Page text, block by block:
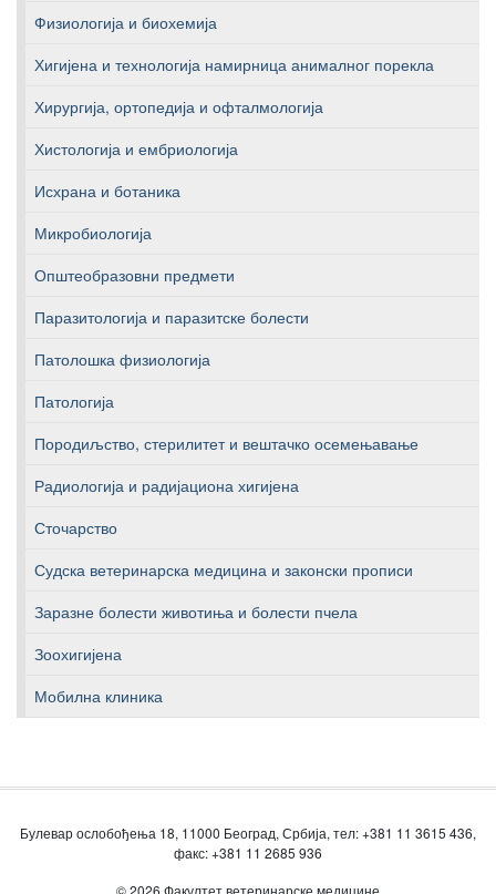
Физиологија и биохемија
Хигијена и технологија намирница анималног порекла
Хирургија, ортопедија и офталмологија
Хистологија и ембриологија
Исхрана и ботаника
Микробиологија
Општеобразовни предмети
Паразитологија и паразитске болести
Патолошка физиологија
Патологија
Породиљство, стерилитет и вештачко осемењавање
Радиологија и радијациона хигијена
Сточарство
Судска ветеринарска медицина и законски прописи
Заразне болести животиња и болести пчела
Зоохигијена
Мобилна клиника
Булевар ослобођења 18, 11000 Београд, Србија, тел: +381 11 3615 436,
факс: +381 11 2685 936
© 2026 Факултет ветеринарске медицине